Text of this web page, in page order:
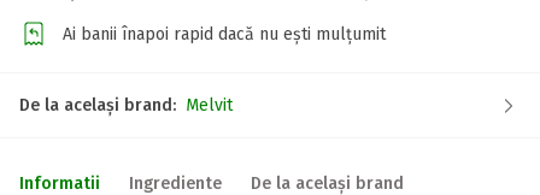
Ai banii înapoi rapid dacă nu ești mulțumit
De la același brand: Melvit
Informatii Ingrediente De la același brand